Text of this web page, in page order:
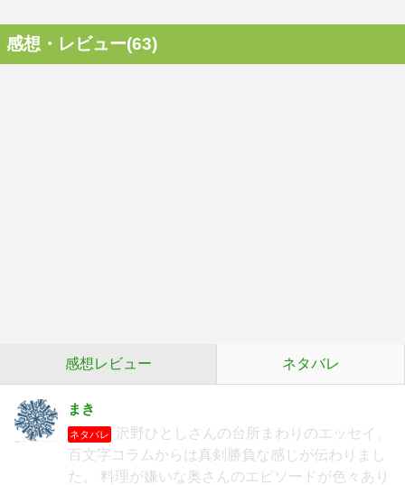
感想・レビュー(63)
感想レビュー ネタバレ
まき
ネタバレ
沢野ひとしさんの台所まわりのエッセイ。
百文字コラムからは真剣勝負な感じが伝わりまし
た。 料理が嫌いな奥さんのエピソードが色々あり